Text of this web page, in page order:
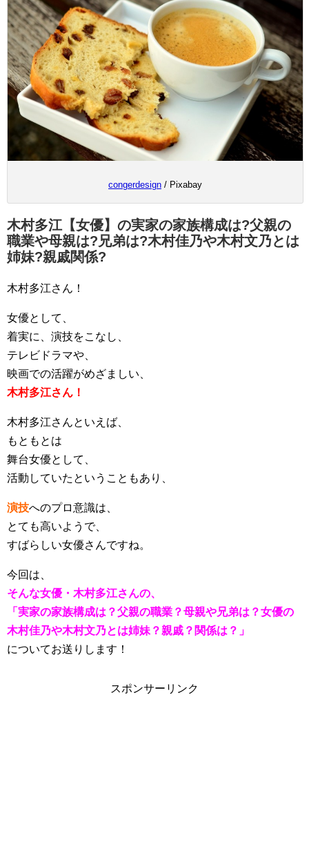
congerdesign / Pixabay
木村多江【女優】の実家の家族構成は?父親の
職業や母親は?兄弟は?木村佳乃や木村文乃とは
姉妹?親戚関係?
木村多江さん！
女優として、
着実に、演技をこなし、
テレビドラマや、
映画での活躍がめざましい、
木村多江さん！
木村多江さんといえば、
もともとは
舞台女優として、
活動していたということもあり、
演技へのプロ意識は、
とても高いようで、
すばらしい女優さんですね。
今回は、
そんな女優・木村多江さんの、
「実家の家族構成は？父親の職業？母親や兄弟は？女優の
木村佳乃や木村文乃とは姉妹？親戚？関係は？」
についてお送りします！
スポンサーリンク